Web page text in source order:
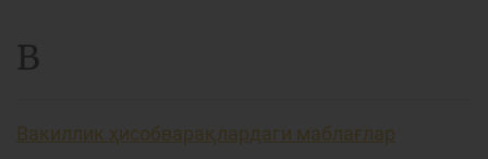
В
Вакиллик ҳисобварақлардаги маблағлар